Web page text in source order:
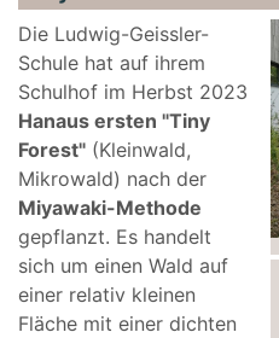
Die Ludwig-Geissler-
Schule hat auf ihrem
Schulhof im Herbst 2023
Hanaus ersten "Tiny
Forest" (Kleinwald,
Mikrowald) nach der
Miyawaki-Methode
gepflanzt. Es handelt
sich um einen Wald auf
einer relativ kleinen
Fläche mit einer dichten